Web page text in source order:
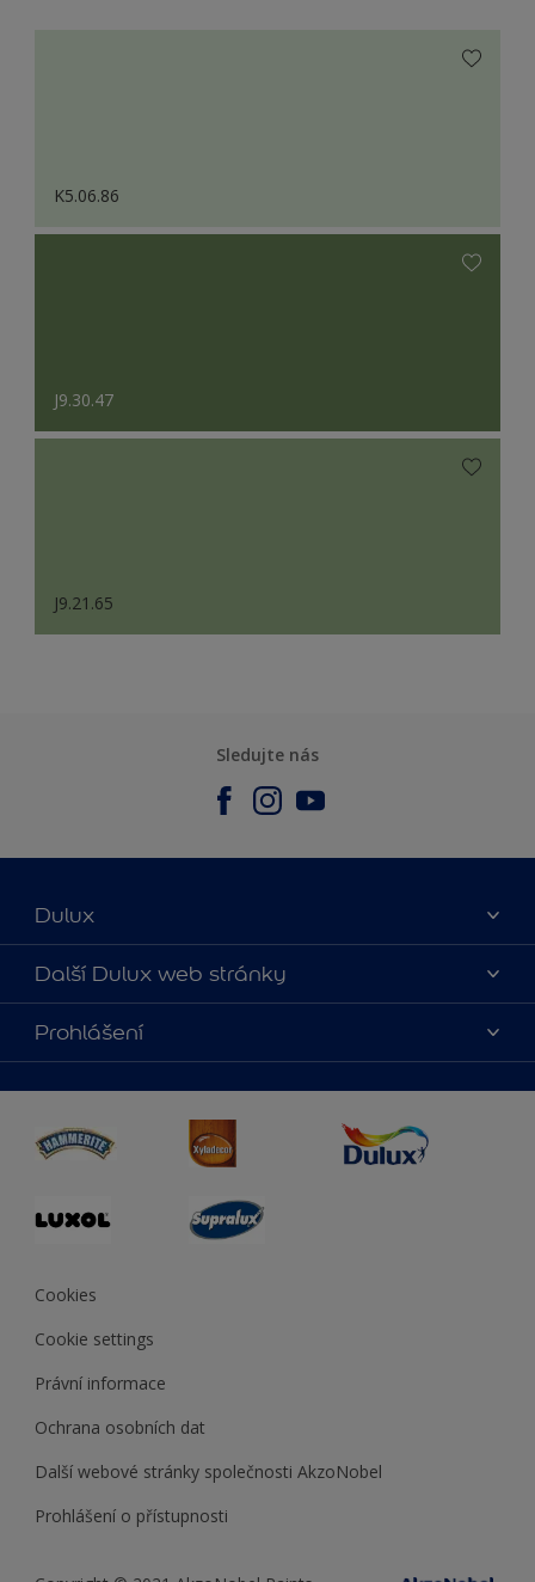
K5.06.86
J9.30.47
J9.21.65
Sledujte nás
Dulux
O nás
Kontaktujte nás
Najít obchod
Další Dulux web stránky
duluxmalir.cz
duluxmaliar.sk
duluxprodejnabarev.cz
duluxpredajnafarieb.sk
Prohlášení
Cookies
Cookie settings
Právní informace
Ochrana osobních dat
Další webové stránky společnosti AkzoNobel
Prohlášení o přístupnosti